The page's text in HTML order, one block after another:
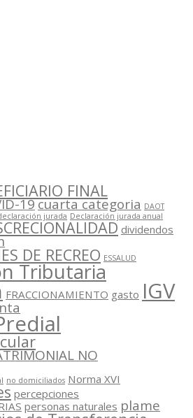
FINAL
19cuarta categoria DAOT
jurada Declaración jurada anual
dividendos
DE RECREO ESSALUD
Tributaria
FRACCIONAMIENTO gasto IGV
NO
no domiciliados Norma XVI
percepciones
personas naturales plame